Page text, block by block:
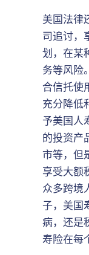
美国法律
司追讨，
划，在某
务等风险
合信托使
充分降低
予美国人
的投资产
市等，但
享受大额
众多跨境
子，美国
病，还是
寿险在每